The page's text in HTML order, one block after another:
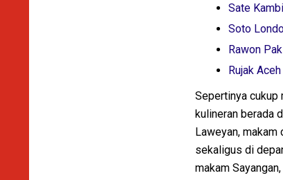
Sate
Soto
Rawon
Rujak
Sepertinya cukup
kulineran berada
Laweyan, makam
sekaligus di
makam